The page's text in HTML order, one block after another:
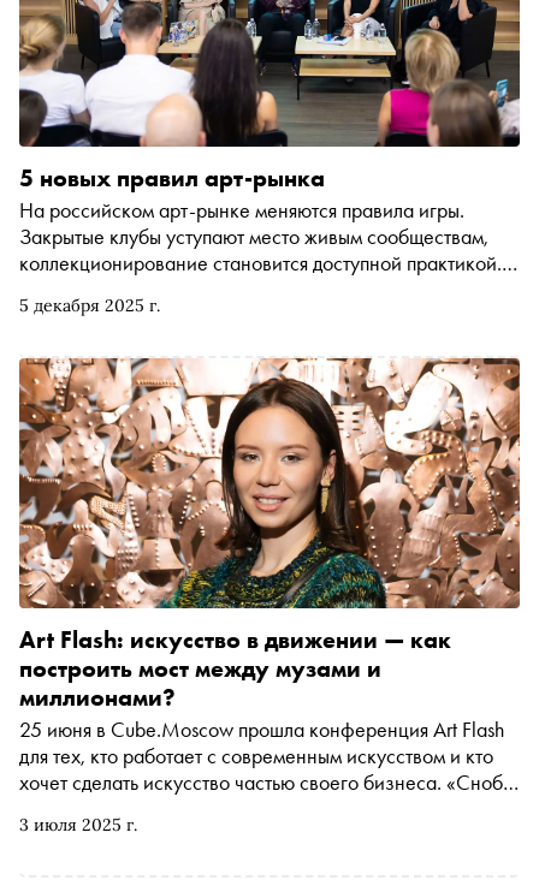
5 декабря 2025 г.
5 новых правил арт-рынка
На российском арт-рынке меняются правила игры.
Закрытые клубы уступают место живым сообществам,
коллекционирование становится доступной практикой.
выделяет 5 новых принципов индустрии
3 июля 2025 г.
Art Flash: искусство в движении — как
построить мост между музами и
миллионами?
25 июня в Cube.Moscow прошла конференция Art Flash
для тех, кто работает с современным искусством и кто
хочет сделать искусство частью своего бизнеса. «Сноб»
Flash Эмилией Манвельян о том, чем конференция Art